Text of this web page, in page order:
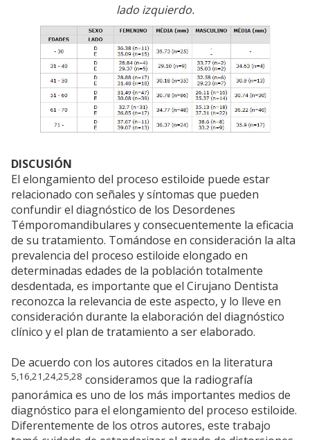
lado izquierdo.
DISCUSIÓN
El elongamiento del proceso estiloide puede estar
relacionado con señales y síntomas que pueden
confundir el diagnóstico de los Desordenes
Témporomandibulares y consecuentemente la eficacia
de su tratamiento. Tomándose en consideración la alta
prevalencia del proceso estiloide elongado en
determinadas edades de la población totalmente
desdentada, es importante que el Cirujano Dentista
reconozca la relevancia de este aspecto, y lo lleve en
consideración durante la elaboración del diagnóstico
clínico y el plan de tratamiento a ser elaborado.
De acuerdo con los autores citados en la literatura
5,16,21,24,25,28 consideramos que la radiografía
panorámica es uno de los más importantes medios de
diagnóstico para el elongamiento del proceso estiloide.
Diferentemente de los otros autores, este trabajo